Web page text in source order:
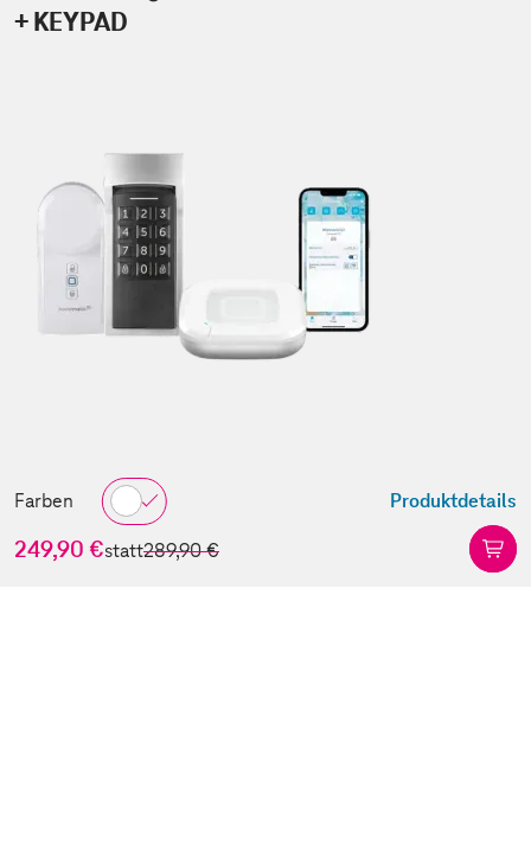
+ KEYPAD
Farben Produktdetails
249,90 €statt289,90 €